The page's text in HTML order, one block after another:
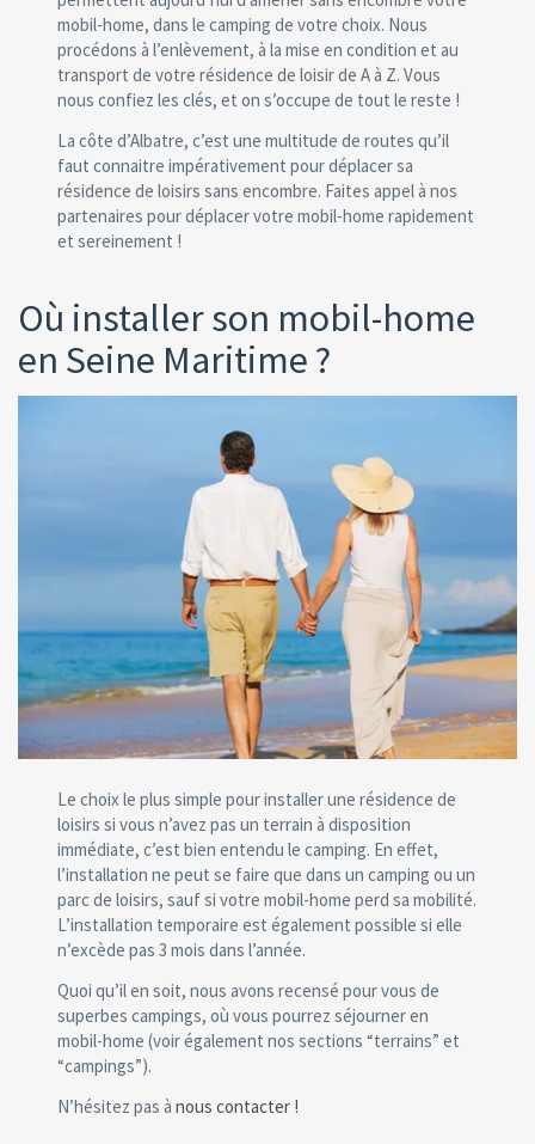
mobil-home, dans le camping de votre choix. Nous
procédons à l’enlèvement, à la mise en condition et au
transport de votre résidence de loisir de A à Z. Vous
nous confiez les clés, et on s’occupe de tout le reste !
La côte d’Albatre, c’est une multitude de routes qu’il
faut connaitre impérativement pour déplacer sa
résidence de loisirs sans encombre. Faites appel à nos
partenaires pour déplacer votre mobil-home rapidement
et sereinement !
Où installer son mobil-home
en Seine Maritime ?
Le choix le plus simple pour installer une résidence de
loisirs si vous n’avez pas un terrain à disposition
immédiate, c’est bien entendu le camping. En effet,
l’installation ne peut se faire que dans un camping ou un
parc de loisirs, sauf si votre mobil-home perd sa mobilité.
L’installation temporaire est également possible si elle
n’excède pas 3 mois dans l’année.
Quoi qu’il en soit, nous avons recensé pour vous de
superbes campings, où vous pourrez séjourner en
mobil-home (voir également nos sections “terrains” et
“campings”).
N’hésitez pas ànous contacter !